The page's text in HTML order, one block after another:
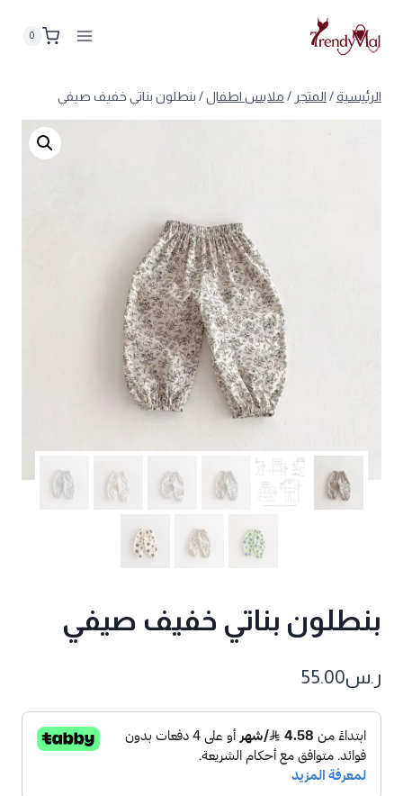
0
الرئيسية/ المتجر / ملابس اطفال/ بنطلون بناتي خفيف صيفي
بنطلون بناتي خفيف صيفي
ر.س55.00